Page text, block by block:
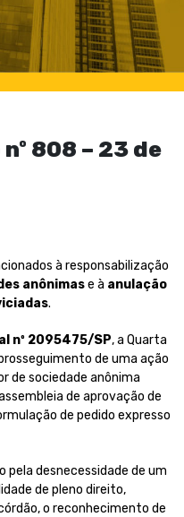
808 – 23 de
à responsabilização
anônimase à anulação
.
nº 2095475/SP, a Quarta
de uma ação
de sociedade anônima
de aprovação de
de pedido expresso
pela desnecessidade de um
de pleno direito,
o reconhecimento de